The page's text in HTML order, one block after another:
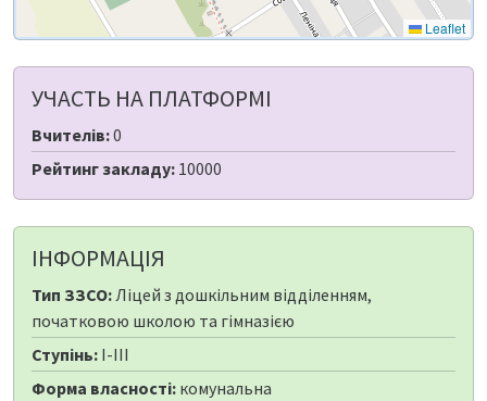
Leaflet
УЧАСТЬ НА ПЛАТФОРМІ
Вчителів:0
Рейтинг закладу: 10000
ІНФОРМАЦІЯ
Тип ЗЗСО:Ліцей з дошкільним відділенням,
початковою школою та гімназією
Ступінь: I-III
Форма власності: комунальна